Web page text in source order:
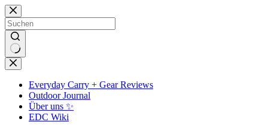
Zum
Inhalt
springen
Keine
Ergebnisse
Everyday Carry + Gear Reviews
Outdoor Journal
Über uns ✨
EDC Wiki